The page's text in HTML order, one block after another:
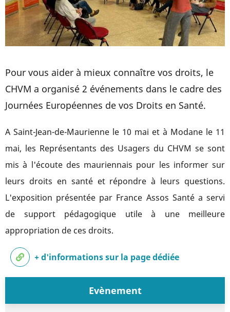
Pour vous aider à mieux connaître vos droits, le
CHVM a organisé 2 événements dans le cadre des
Journées Européennes de vos Droits en Santé.
A Saint-Jean-de-Maurienne le 10 mai et à Modane le 11
mai, les Représentants des Usagers du CHVM se sont
mis à l'écoute des mauriennais pour les informer sur
leurs droits en santé et répondre à leurs questions.
L'exposition présentée par France Assos Santé a servi
de support pédagogique utile à une meilleure
appropriation de ces droits.
+ d'informations sur la page dédiée
Evènement